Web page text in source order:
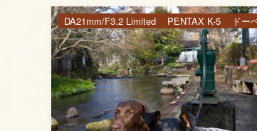
DA21mm/F3.2 Limited PENTAX K-5 ドー